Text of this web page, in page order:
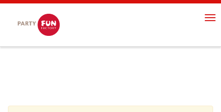
Panneau de gestion des cookies